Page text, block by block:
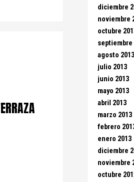
diciembre
noviembre
octubre
septiembre
agosto 2013
julio 2013
junio 2013
mayo 2013
abril 2013
marzo 2013
febrero
enero 2013
diciembre
noviembre
octubre